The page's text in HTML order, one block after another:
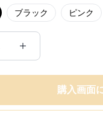
ブラック ピンク
購入画面